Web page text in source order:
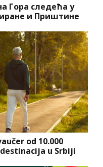
Гора следећа у
и Приштине
od 10.000
u Srbiji